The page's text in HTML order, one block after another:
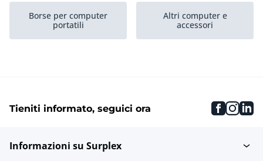
Borse per computer
portatili
Altri computer e
accessori
Personal computer Monitor per computer
Tieniti informato, seguici ora
Informazioni su Surplex